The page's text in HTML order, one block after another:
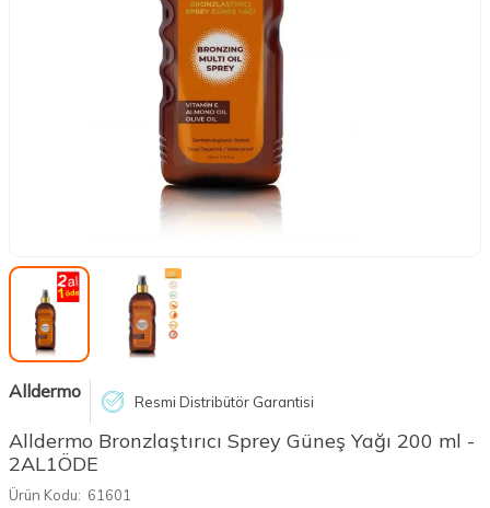
Alldermo Resmi Distribütör Garantisi
Alldermo Bronzlaştırıcı Sprey Güneş Yağı 200 ml -
2AL1ÖDE
Ürün Kodu: 61601